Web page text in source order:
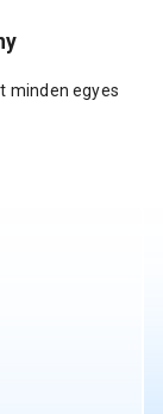
minden egyes